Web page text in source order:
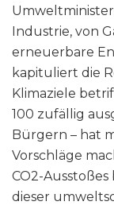
Industrie, von
erneuerbare
kapituliert die
Klimaziele
100 zufällig
Bürgern – hat
Vorschläge
CO2-
dieser